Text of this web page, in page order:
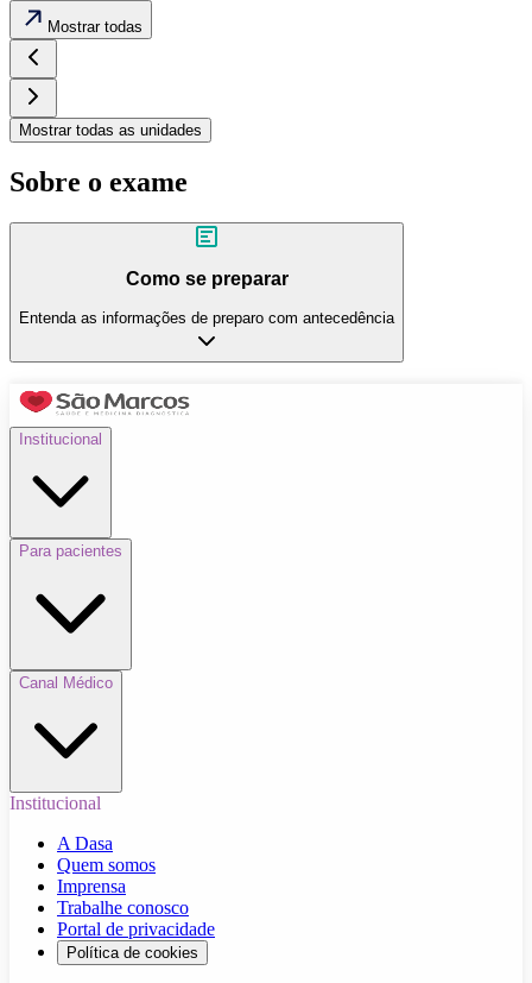
Mostrar todas
Mostrar todas as unidades
Sobre o exame
Como se preparar
Entenda as informações de preparo com antecedência
Institucional
Para pacientes
Canal Médico
Institucional
A Dasa
Quem somos
Imprensa
Trabalhe conosco
Portal de privacidade
Política de cookies